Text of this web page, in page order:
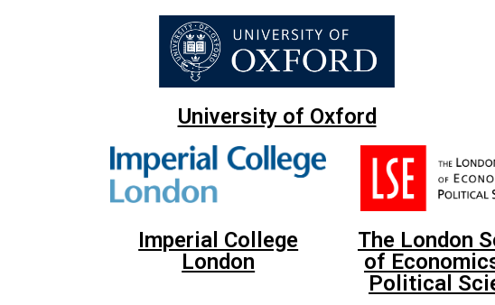
University of Oxford
Imperial College
London
The London
of
Political